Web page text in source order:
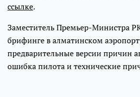
ссылке.
Заместитель Премьер-Министра
брифинге в алматинском
предварительные версии причин
ошибка пилота и технические